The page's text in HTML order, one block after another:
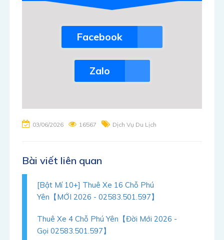
Facebook
Zalo
03/06/2026 16567 Dịch Vụ Du Lịch
Bài viết liên quan
[Bật Mí 10+] Thuê Xe 16 Chỗ Phú
Yên【MỚI 2026 - 02583.501.597】
Thuê Xe 4 Chỗ Phú Yên【Đời Mới 2026 -
Gọi 02583.501.597】